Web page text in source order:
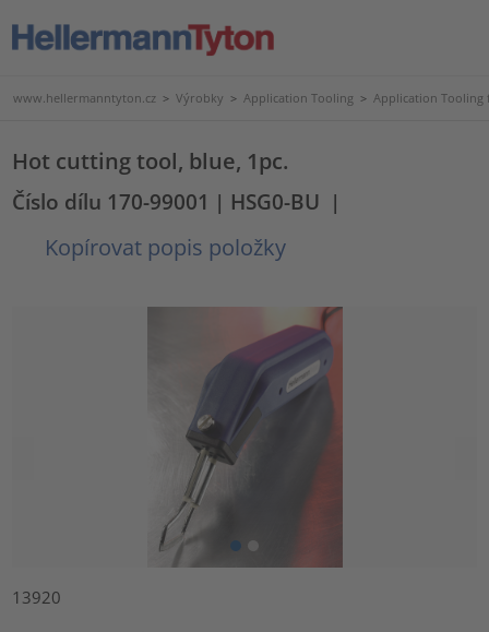
www.hellermanntyton.cz > Výrobky > Application Tooling > Application Tooling
Hot cutting tool, blue, 1pc.
Číslo dílu 170-99001 | HSG0-BU |
Kopírovat popis položky
13920